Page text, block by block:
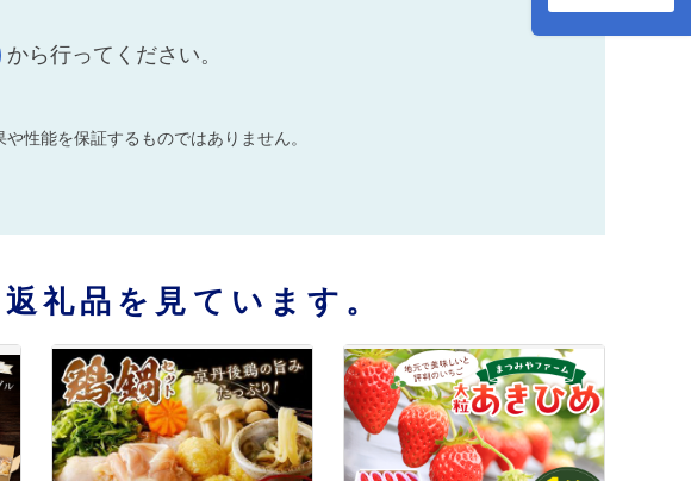
から行ってください。
性能を保証するものではありません。
礼品を見ています。